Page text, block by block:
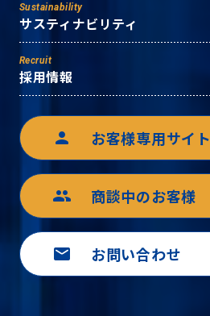
Sustainability
サスティナビリティ
Recruit
採用情報
person お客様専用サイト
group 商談中のお客様
mail お問い合わせ